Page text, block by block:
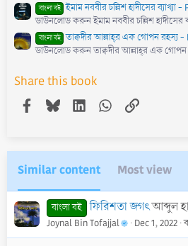
বাংলা বই ইমাম নববীর চল্লিশ হাদীসের ব্যাখ্যা -
ডাউনলোড করুন ইমাম নববীর চল্লিশ হাদীসের
বাংলা বই তাক্বদীর আল্লাহ্‌র এক গোপন রহস্য -
ডাউনলোড করুন তাক্বদীর আল্লাহ্‌র এক
Share this book
Facebook
BlueskyLinkedInWhatsApp
Link
Similar content Most view
বাংলা বই ফিরিশতা জগৎআব্দুল
Joynal Bin Tofajjal Dec 1, 2022